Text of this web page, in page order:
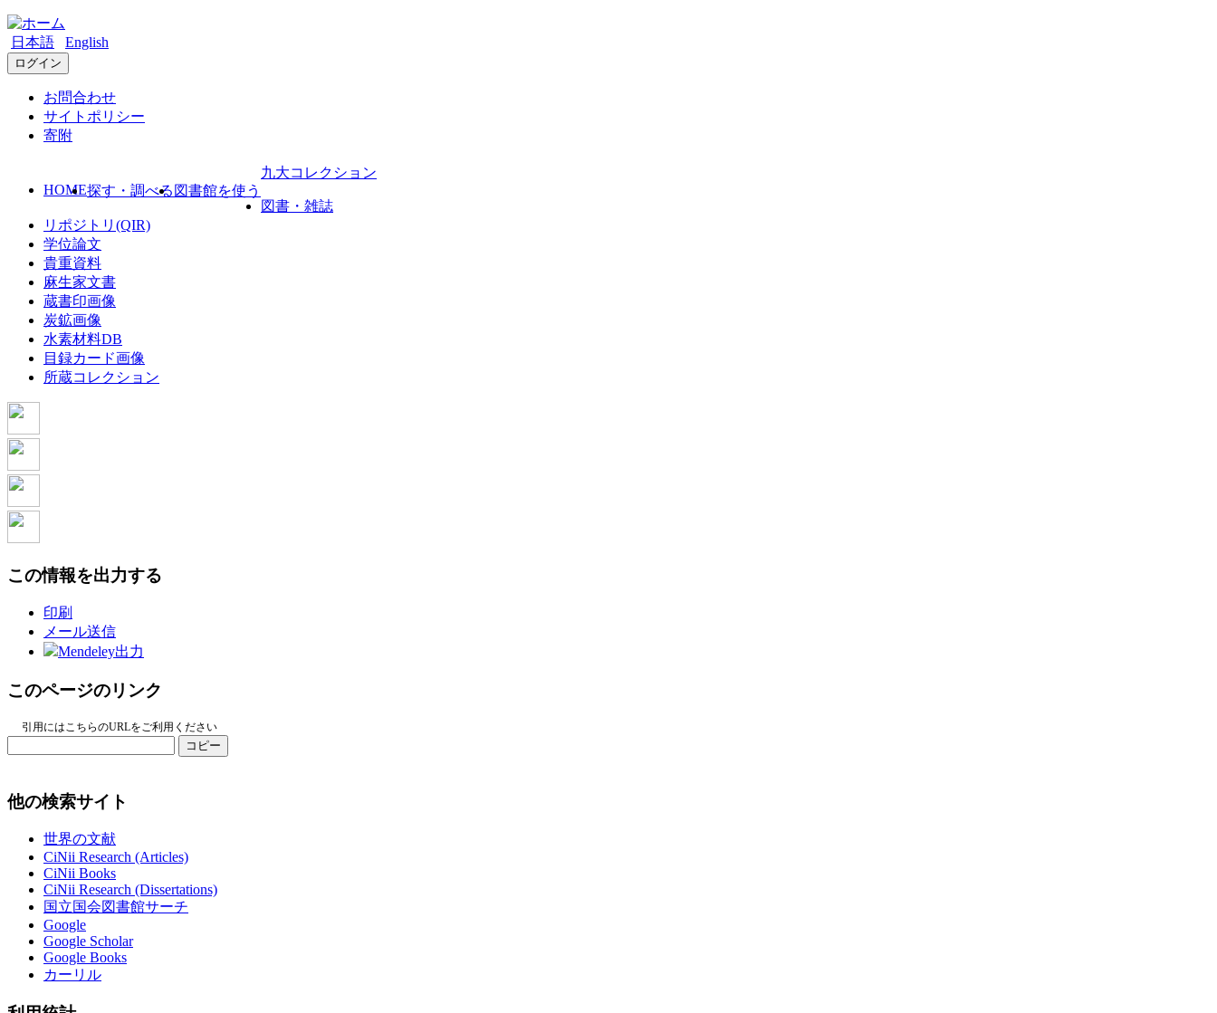
日本語 English
ログイン
お問合わせ
サイトポリシー
寄附
HOME探す・調べる 図書館を使う
九大コレクション
図書・雑誌
リポジトリ(QIR)
学位論文
貴重資料
麻生家文書
蔵書印画像
炭鉱画像
水素材料DB
目録カード画像
所蔵コレクション
この情報を出力する
印刷
メール送信
Mendeley出力
このページのリンク
引用にはこちらのURLをご利用ください
コピー
他の検索サイト
世界の文献
CiNii Research (Articles)
CiNii Books
CiNii Research (Dissertations)
国立国会図書館サーチ
Google
Google Scholar
Google Books
カーリル